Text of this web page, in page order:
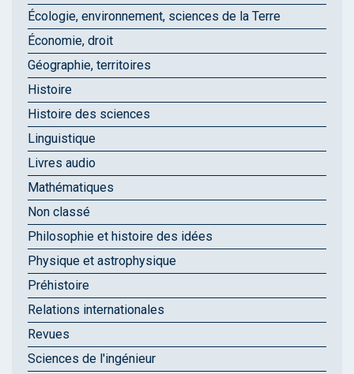
Écologie, environnement, sciences de la Terre
Économie, droit
Géographie, territoires
Histoire
Histoire des sciences
Linguistique
Livres audio
Mathématiques
Non classé
Philosophie et histoire des idées
Physique et astrophysique
Préhistoire
Relations internationales
Revues
Sciences de l'ingénieur